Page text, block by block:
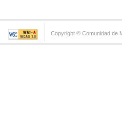
Copyright © Comunidad de